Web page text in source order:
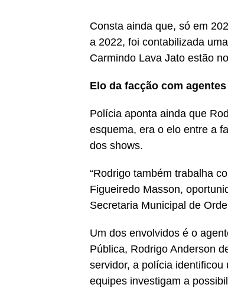
Consta ainda que, só em
a 2022, foi contabilizada
Carmindo Lava Jato estão
Elo da facção com
Polícia aponta ainda que
esquema, era o elo entre a
dos shows.
“Rodrigo também trabalha
Figueiredo Masson,
Secretaria Municipal de
Um dos envolvidos é o
Pública, Rodrigo Anderson
servidor, a polícia
equipes investigam a